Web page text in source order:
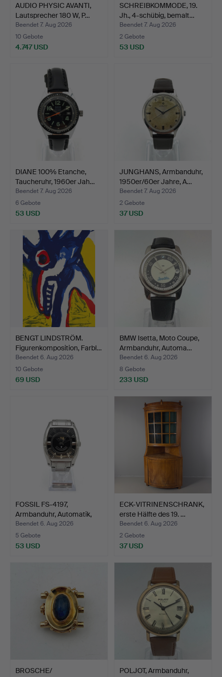
AUDIO PHYSIC AVANTI,
Lautsprecher 180 W, P…
Beendet 7. Aug 2026
10 Gebote
4.747 USD
SCHREIBKOMMODE, 19.
Jh., 4-schübig, bemalt…
Beendet 7. Aug 2026
2 Gebote
53 USD
DIANE 100% Etanche,
Taucheruhr, 1960er Jah…
Beendet 7. Aug 2026
6 Gebote
53 USD
JUNGHANS, Armbanduhr,
1950er/60er Jahre, A…
Beendet 7. Aug 2026
2 Gebote
37 USD
BENGT LINDSTRÖM.
Figurenkomposition, Farbl…
Beendet 6. Aug 2026
10 Gebote
69 USD
BMW Isetta, Moto Coupe,
Armbanduhr, Automa…
Beendet 6. Aug 2026
8 Gebote
233 USD
FOSSIL FS-4197,
Armbanduhr, Automatik,
Sta…
Beendet 6. Aug 2026
5 Gebote
53 USD
ECK-VITRINENSCHRANK,
erste Hälfte des 19. …
Beendet 6. Aug 2026
2 Gebote
37 USD
BROSCHE/
POLJOT, Armbanduhr,